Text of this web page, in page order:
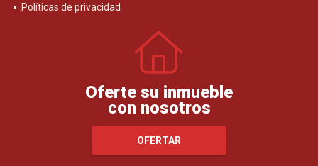
Políticas de privacidad
Oferte su inmueble
con nosotros
OFERTAR